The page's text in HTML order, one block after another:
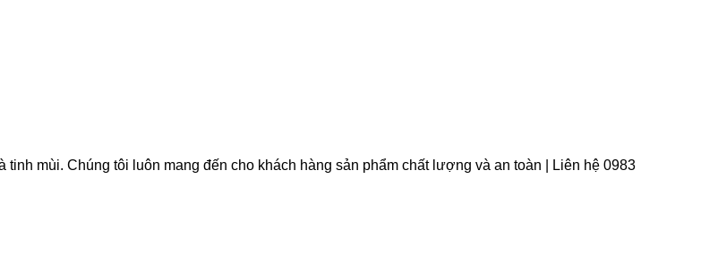
mùi. Chúng tôi luôn mang đến cho khách hàng sản phẩm chất lượng và an toàn | Liên hệ 0983